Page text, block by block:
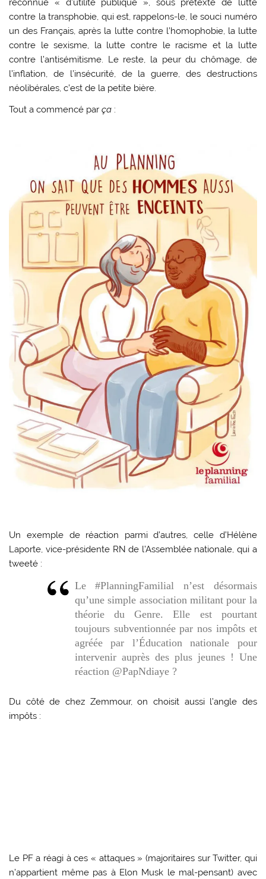
reconnue « d’utilité publique », sous prétexte de lutte
contre la transphobie, qui est, rappelons-le, le souci numéro
un des Français, après la lutte contre l’homophobie, la lutte
contre le sexisme, la lutte contre le racisme et la lutte
contre l’antisémitisme. Le reste, la peur du chômage, de
l’inflation, de l’insécurité, de la guerre, des destructions
néolibérales, c’est de la petite bière.
Tout a commencé parça :
Un exemple de réaction parmi d’autres, celle d’Hélène
Laporte, vice-présidente RN de l’Assemblée nationale, qui a
tweeté :
Le #PlanningFamilial n’est désormais
qu’une simple association militant pour la
théorie du Genre. Elle est pourtant
toujours subventionnée par nos impôts et
agréée par l’Éducation nationale pour
intervenir auprès des plus jeunes ! Une
réaction @PapNdiaye ?
Du côté de chez Zemmour, on choisit aussi l’angle des
impôts :
Le PF a réagi à ces « attaques » (majoritaires sur Twitter, qui
n’appartient même pas à Elon Musk le mal-pensant) avec